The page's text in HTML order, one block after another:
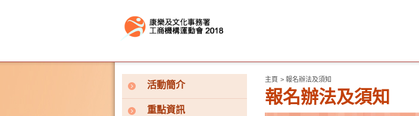
按“Tab”進入菜單
活動簡介
重點資訊
主頁 > 報名辦法及須知
報名辦法及須知